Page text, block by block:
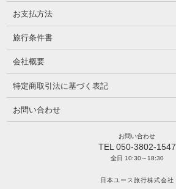
お支払方法
旅行条件書
会社概要
特定商取引法に基づく表記
お問い合わせ
お問い合わせ
TEL 050-3802-1547
全日 10:30～18:30
日本ユース旅行株式会社